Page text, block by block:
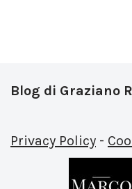
Blog di Graziano
Privacy Policy -